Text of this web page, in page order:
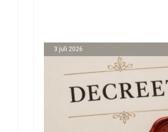
3 juli 2026